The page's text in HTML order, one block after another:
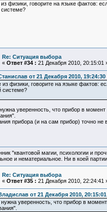
из физики, говорите на языке фактов:
системе?
Re: Ситуация выбора
« Ответ #34 : 21 Декабря 2010, 20:15:01
от 21 Декабря 2010, 19:24:30
из физики, говорите на языке фактов:
системе?
уверенность, что прибор в
прибора (и на сам прибор) точно
"квантовой магии, психологии и
и нематериальное. Ни в коей
Re: Ситуация выбора
« Ответ #35 : 21 Декабря 2010, 22:24:41
от 21 Декабря 2010, 20:15:01
нужна уверенность, что прибор в